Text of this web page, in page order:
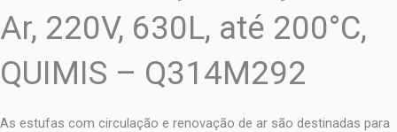
Ar, 220V, 630L, até 200°C,
QUIMIS – Q314M292
As estufas com circulação e renovação de ar são destinadas para